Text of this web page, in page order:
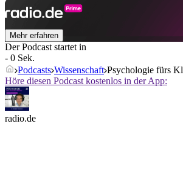
Mehr erfahren
Der Podcast startet in
- 0 Sek.
Podcasts Wissenschaft Psychologie fürs
Höre diesen Podcast kostenlos in der App:
radio.de